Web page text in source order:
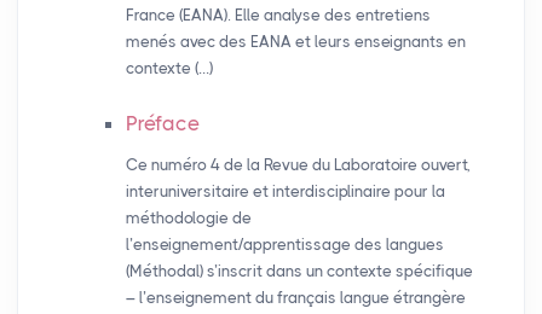
France (EANA). Elle analyse des entretiens
menés avec des EANA et leurs enseignants en
contexte (…)
Préface
Ce numéro 4 de la Revue du Laboratoire ouvert,
interuniversitaire et interdisciplinaire pour la
méthodologie de
l’enseignement/apprentissage des langues
(Méthodal) s’inscrit dans un contexte spécifique
– l’enseignement du français langue étrangère